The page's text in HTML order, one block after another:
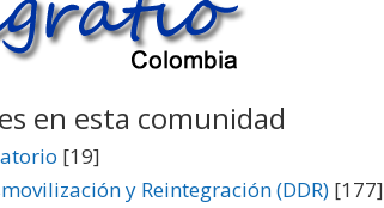
en esta comunidad
[19]
y Reintegración (DDR) [177]